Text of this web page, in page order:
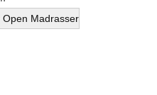
Open Madrasser